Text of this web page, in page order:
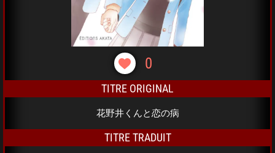
0
TITRE ORIGINAL
花野井くんと恋の病
TITRE TRADUIT